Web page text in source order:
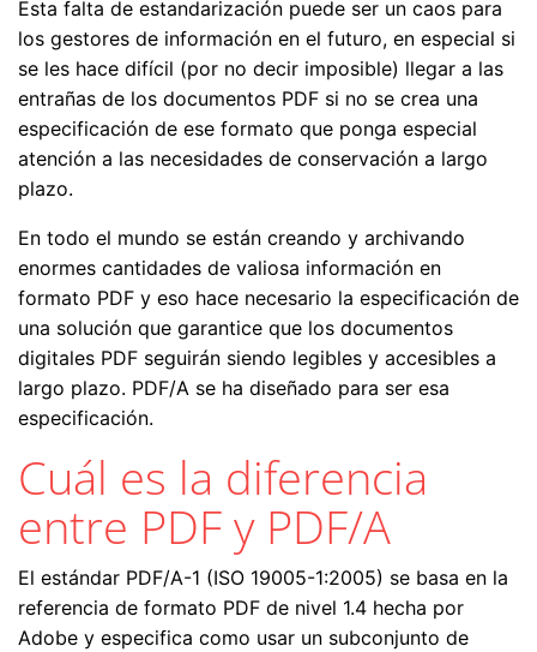
Esta falta de estandarización puede ser un caos para
los gestores de información en el futuro, en especial si
se les hace difícil (por no decir imposible) llegar a las
entrañas de los documentos PDF si no se crea una
especificación de ese formato que ponga especial
atención a las necesidades de conservación a largo
plazo.
En todo el mundo se están creando y archivando
enormes cantidades de valiosa información en
formato PDF y eso hace necesario la especificación de
una solución que garantice que los documentos
digitales PDF seguirán siendo legibles y accesibles a
largo plazo. PDF/A se ha diseñado para ser esa
especificación.
Cuál es la diferencia
entre PDF y PDF/A
El estándar PDF/A-1 (ISO 19005-1:2005) se basa en la
referencia de formato PDF de nivel 1.4 hecha por
Adobe y especifica como usar un subconjunto de